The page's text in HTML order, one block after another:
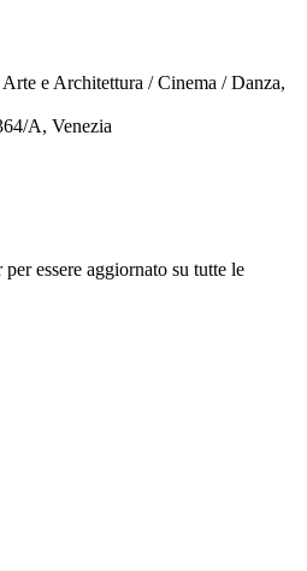
e Architettura / Cinema / Danza,
A, Venezia
essere aggiornato su tutte le